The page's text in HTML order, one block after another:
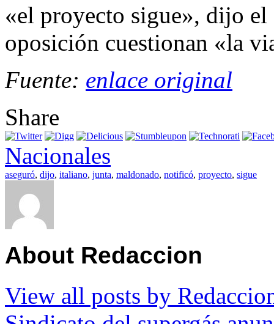
«el proyecto sigue», dijo
oposición cuestionan «la
Fuente: enlace original
Share
Nacionales
aseguró, dijo, italiano, junta, maldonado, notificó, proyecto, sigue
About Redaccion
View all posts by